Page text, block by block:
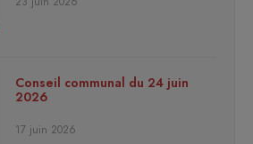
Conseil communal du 24 juin
2026
17 juin 2026